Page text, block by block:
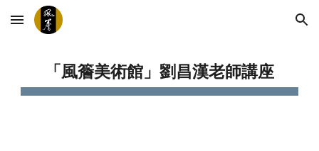
Skip to main content Skip to navigation
「風簷美術館」劉昌漢老師講座